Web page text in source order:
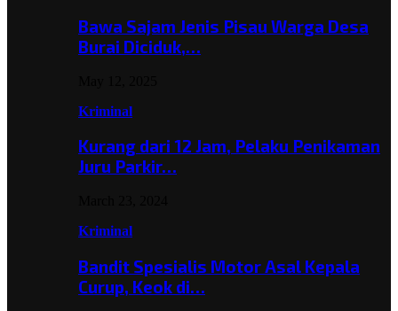
Bawa Sajam Jenis Pisau Warga Desa
Burai Diciduk,…
Kriminal
Kurang dari 12 Jam, Pelaku Penikaman
Juru Parkir…
Kriminal
Bandit Spesialis Motor Asal Kepala
Curup, Keok di…